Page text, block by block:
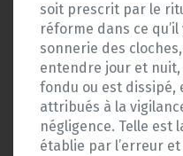
soit prescrit par le
réforme dans ce qu’il
sonnerie des
entendre jour et nuit,
fondu ou est dissipé,
attribués à la
négligence. Telle est
établie par l’erreur